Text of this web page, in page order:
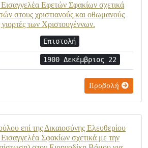
Εφετών Σφακίων σχετικά
στους χριστιανούς και οθωμανούς
των Χριστουγέννων.
Επιστολή
1900 Δεκέμβριος 22
Προβολή
επί της Δικαιοσύνης Ελευθερίου
Σφακίων σχετικά με την